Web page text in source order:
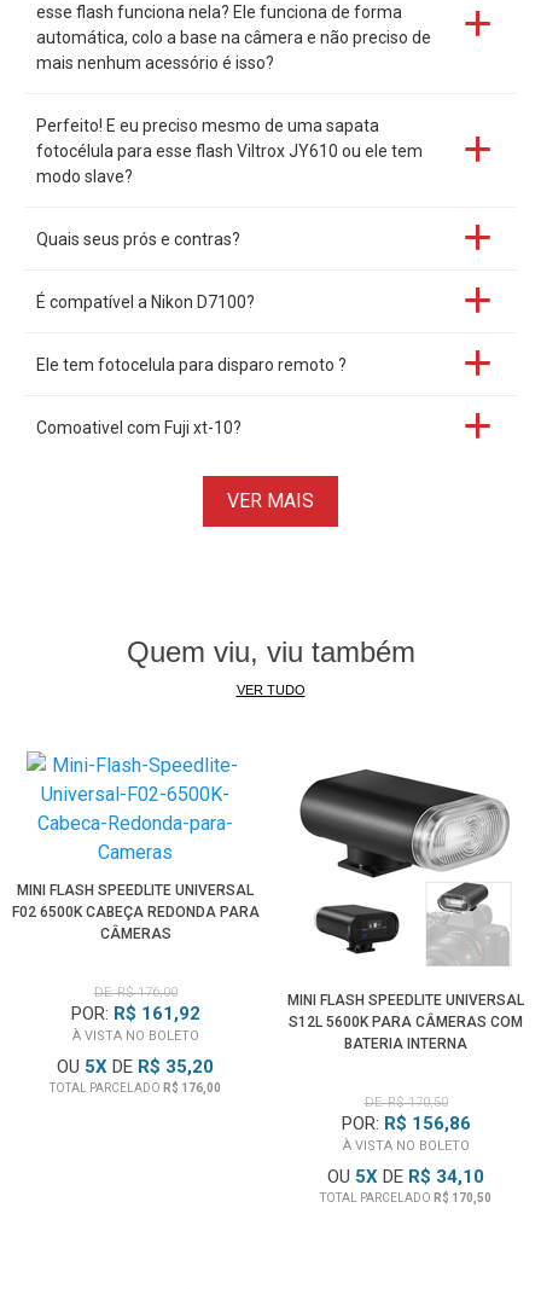
esse flash funciona nela? Ele funciona de forma
automática, colo a base na câmera e não preciso de
mais nenhum acessório é isso?
Perfeito! E eu preciso mesmo de uma sapata
fotocélula para esse flash Viltrox JY610 ou ele tem
modo slave?
Quais seus prós e contras?
É compatível a Nikon D7100?
Ele tem fotocelula para disparo remoto ?
Comoativel com Fuji xt-10?
VER MAIS
Quem viu, viu também
VER TUDO
MINI FLASH SPEEDLITE UNIVERSAL
F02 6500K CABEÇA REDONDA PARA
CÂMERAS
DE: R$ 176,00
POR: R$ 161,92
À VISTA NO BOLETO
OU 5X DE R$ 35,20
TOTAL PARCELADO R$ 176,00
MINI FLASH SPEEDLITE UNIVERSAL
S12L 5600K PARA CÂMERAS COM
BATERIA INTERNA
DE: R$ 170,50
POR: R$ 156,86
À VISTA NO BOLETO
OU 5X DE R$ 34,10
TOTAL PARCELADO R$ 170,50